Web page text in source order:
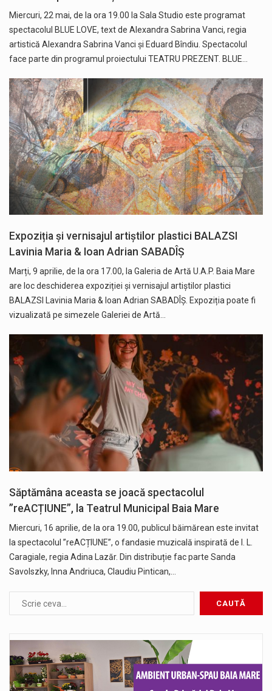
Miercuri, 22 mai, de la ora 19.00 la Sala Studio este programat
spectacolul BLUE LOVE, text de Alexandra Sabrina Vanci, regia
artistică Alexandra Sabrina Vanci și Eduard Bîndiu. Spectacolul
face parte din programul proiectului TEATRU PREZENT. BLUE…
Expoziția și vernisajul artiștilor plastici BALAZSI
Lavinia Maria & Ioan Adrian SABADÎȘ
Marți, 9 aprilie, de la ora 17.00, la Galeria de Artă U.A.P. Baia Mare
are loc deschiderea expoziției și vernisajul artiștilor plastici
BALAZSI Lavinia Maria & Ioan Adrian SABADÎȘ. Expoziția poate fi
vizualizată pe simezele Galeriei de Artă…
Săptămâna aceasta se joacă spectacolul
”reACȚIUNE”, la Teatrul Municipal Baia Mare
Miercuri, 16 aprilie, de la ora 19.00, publicul băimărean este invitat
la spectacolul ”reACȚIUNE”, o fandasie muzicală inspirată de I. L.
Caragiale, regia Adina Lazăr. Din distribuție fac parte Sanda
Savolszky, Inna Andriuca, Claudiu Pintican,…